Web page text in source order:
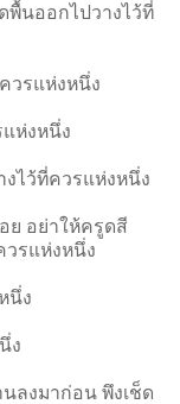
พื้นออกไปวางไว้ที่
วรแห่งหนึ่ง
ห่งหนึ่ง
ไว้ที่ควรแห่งหนึ่ง
ย อย่าให้ครูดสี
รแห่งหนึ่ง
นึ่ง
ง
ลงมาก่อน พึงเช็ด